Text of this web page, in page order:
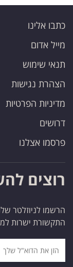
כתבו אלינו
מייל אדום
תנאי שימוש
הצהרת נגישות
מדיניות הפרטיות
דרושים
פרסמו אצלנו
רוצים
הרשמו לניוזלטר
התקשורת ישרות